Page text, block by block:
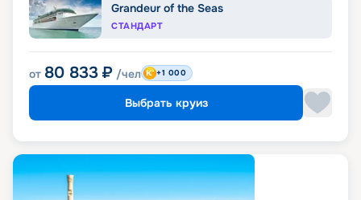
Grandeur of the Seas
СТАНДАРТ
от 80 833 ₽ /чел +1 000
Выбрать круиз